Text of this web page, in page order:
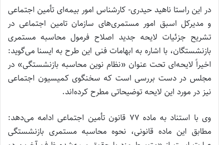
در این راستا ناهید حیدری- کارشناس امور بیمه‌ای تأمین اجتماعی
و مدیرکل اسبق امور مستمری‌های سازمان تامین اجتماعی در
تشریح جزئیات لایحه جدید اصلاح فرمول محاسبه مستمری
بازنشستگان، با اشاره به ابهامات فنی این طرح به ایسنا می‌گوید:
اخیراً لایحه‌ای تحت عنوان «نظام نوین محاسبه بازنشستگی» در
مجلس در دست بررسی است که سخنگوی کمیسیون اجتماعی
نیز در مورد این لایحه توضیحاتی مطرح کرده‌اند.
وی با استناد به ماده ۷۷ قانون تأمین اجتماعی ادامه می‌دهد:
‌مطابق این ماده قانونی، نحوه محاسبه مستمری بازنشستگی